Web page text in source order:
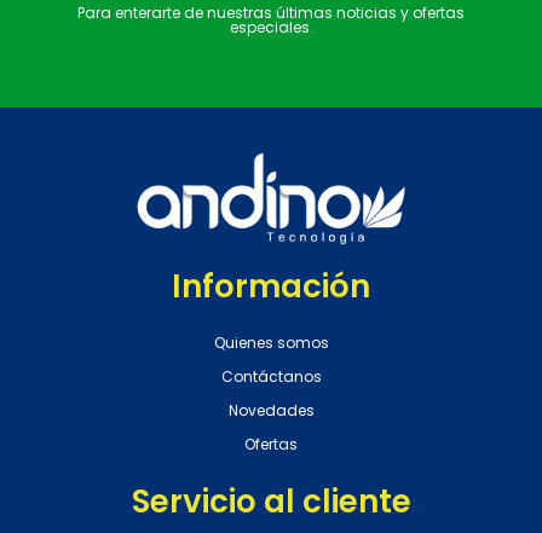
Para enterarte de nuestras últimas noticias y ofertas
especiales.
Información
Quienes somos
Contáctanos
Novedades
Ofertas
Servicio al cliente